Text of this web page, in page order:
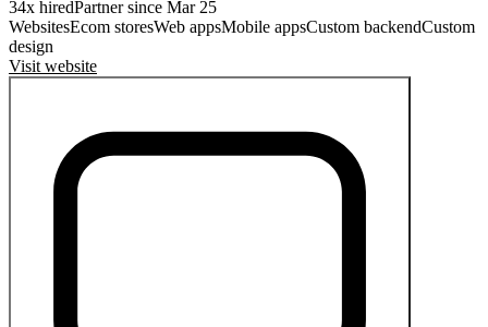
34x hiredPartner since Mar 25
WebsitesEcom storesWeb appsMobile appsCustom backendCustom
design
Visit website